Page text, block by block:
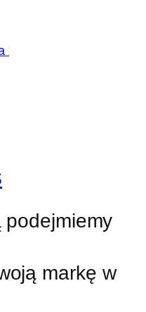
x
podejmiemy
markę w